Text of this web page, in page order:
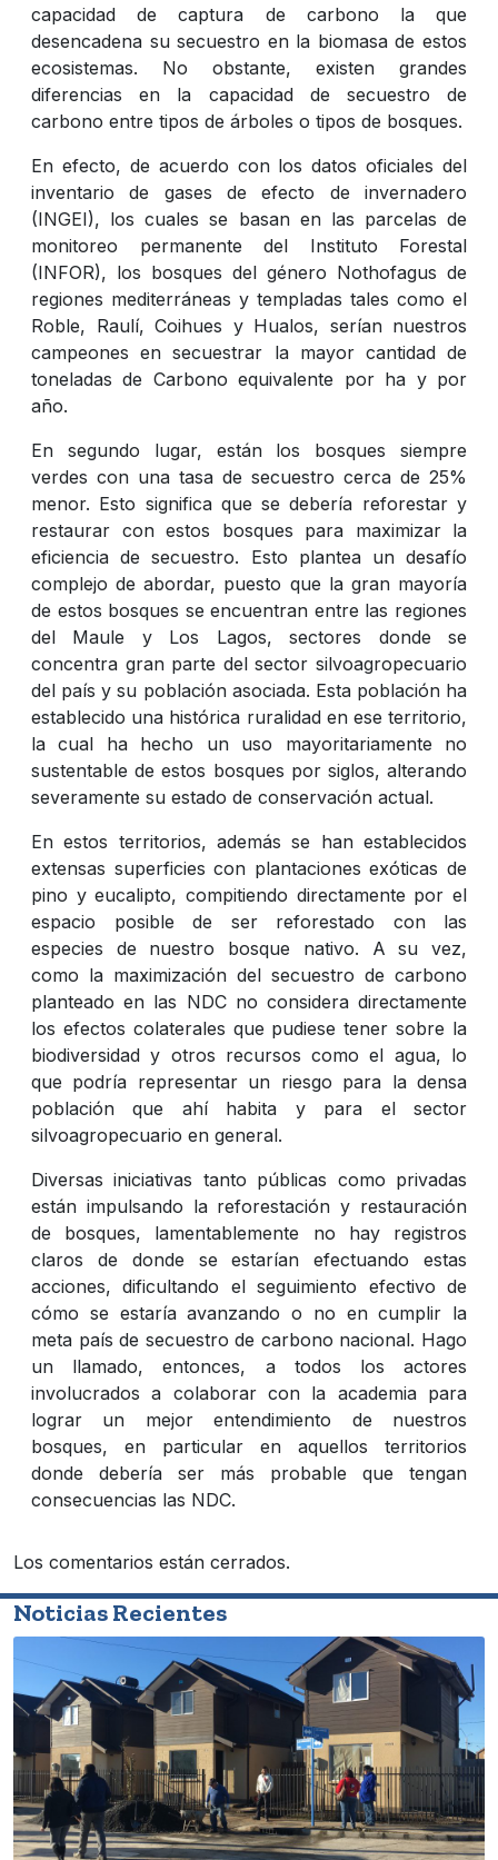
capacidad de captura de carbono la que
desencadena su secuestro en la biomasa de estos
ecosistemas. No obstante, existen grandes
diferencias en la capacidad de secuestro de
carbono entre tipos de árboles o tipos de bosques.
En efecto, de acuerdo con los datos oficiales del
inventario de gases de efecto de invernadero
(INGEI), los cuales se basan en las parcelas de
monitoreo permanente del Instituto Forestal
(INFOR), los bosques del género Nothofagus de
regiones mediterráneas y templadas tales como el
Roble, Raulí, Coihues y Hualos, serían nuestros
campeones en secuestrar la mayor cantidad de
toneladas de Carbono equivalente por ha y por
año.
En segundo lugar, están los bosques siempre
verdes con una tasa de secuestro cerca de 25%
menor. Esto significa que se debería reforestar y
restaurar con estos bosques para maximizar la
eficiencia de secuestro. Esto plantea un desafío
complejo de abordar, puesto que la gran mayoría
de estos bosques se encuentran entre las regiones
del Maule y Los Lagos, sectores donde se
concentra gran parte del sector silvoagropecuario
del país y su población asociada. Esta población ha
establecido una histórica ruralidad en ese territorio,
la cual ha hecho un uso mayoritariamente no
sustentable de estos bosques por siglos, alterando
severamente su estado de conservación actual.
En estos territorios, además se han establecidos
extensas superficies con plantaciones exóticas de
pino y eucalipto, compitiendo directamente por el
espacio posible de ser reforestado con las
especies de nuestro bosque nativo. A su vez,
como la maximización del secuestro de carbono
planteado en las NDC no considera directamente
los efectos colaterales que pudiese tener sobre la
biodiversidad y otros recursos como el agua, lo
que podría representar un riesgo para la densa
población que ahí habita y para el sector
silvoagropecuario en general.
Diversas iniciativas tanto públicas como privadas
están impulsando la reforestación y restauración
de bosques, lamentablemente no hay registros
claros de donde se estarían efectuando estas
acciones, dificultando el seguimiento efectivo de
cómo se estaría avanzando o no en cumplir la
meta país de secuestro de carbono nacional. Hago
un llamado, entonces, a todos los actores
involucrados a colaborar con la academia para
lograr un mejor entendimiento de nuestros
bosques, en particular en aquellos territorios
donde debería ser más probable que tengan
consecuencias las NDC.
Los comentarios están cerrados.
Noticias Recientes